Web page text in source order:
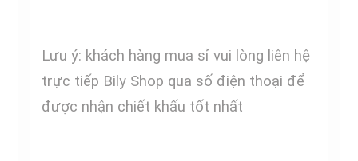
Lưu ý: khách hàng mua sỉ vui lòng liên hệ
trực tiếp Bily Shop qua số điện thoại để
được nhận chiết khấu tốt nhất